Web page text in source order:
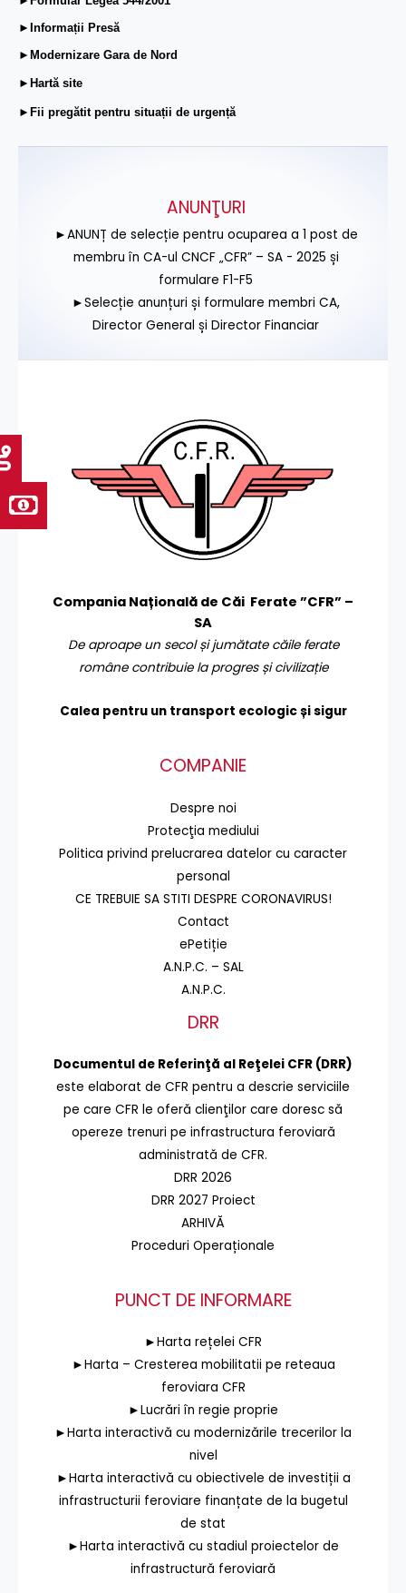
►Informații Presă
►Modernizare Gara de Nord
►Hartă site
►Fii pregătit pentru situații de urgență
ANUNŢURI
►ANUNȚ de selecție pentru ocuparea a 1 post de
membru în CA-ul CNCF „CFR” – SA - 2025 și
formulare F1-F5
►Selecție anunțuri și formulare membri CA,
Director General și Director Financiar
Compania Națională de Căi Ferate ”CFR” –
SA
De aproape un secol și jumătate căile ferate
române contribuie la progres și civilizație
Calea pentru un transport ecologic și sigur
COMPANIE
Despre noi
Protecţia mediului
Politica privind prelucrarea datelor cu caracter
personal
CE TREBUIE SA STITI DESPRE CORONAVIRUS!
Contact
ePetiție
A.N.P.C. – SAL
A.N.P.C.
DRR
Documentul de Referinţă al Reţelei CFR (DRR)
este elaborat de CFR pentru a descrie serviciile
pe care CFR le oferă clienţilor care doresc să
opereze trenuri pe infrastructura feroviară
administrată de CFR.
DRR 2026
DRR 2027 Proiect
ARHIVĂ
Proceduri Operaționale
PUNCT DE INFORMARE
►Harta rețelei CFR
►Harta – Cresterea mobilitatii pe reteaua
feroviara CFR
►Lucrări în regie proprie
►Harta interactivă cu modernizările trecerilor la
nivel
►Harta interactivă cu obiectivele de investiții a
infrastructurii feroviare finanțate de la bugetul
de stat
►Harta interactivă cu stadiul proiectelor de
infrastructură feroviară